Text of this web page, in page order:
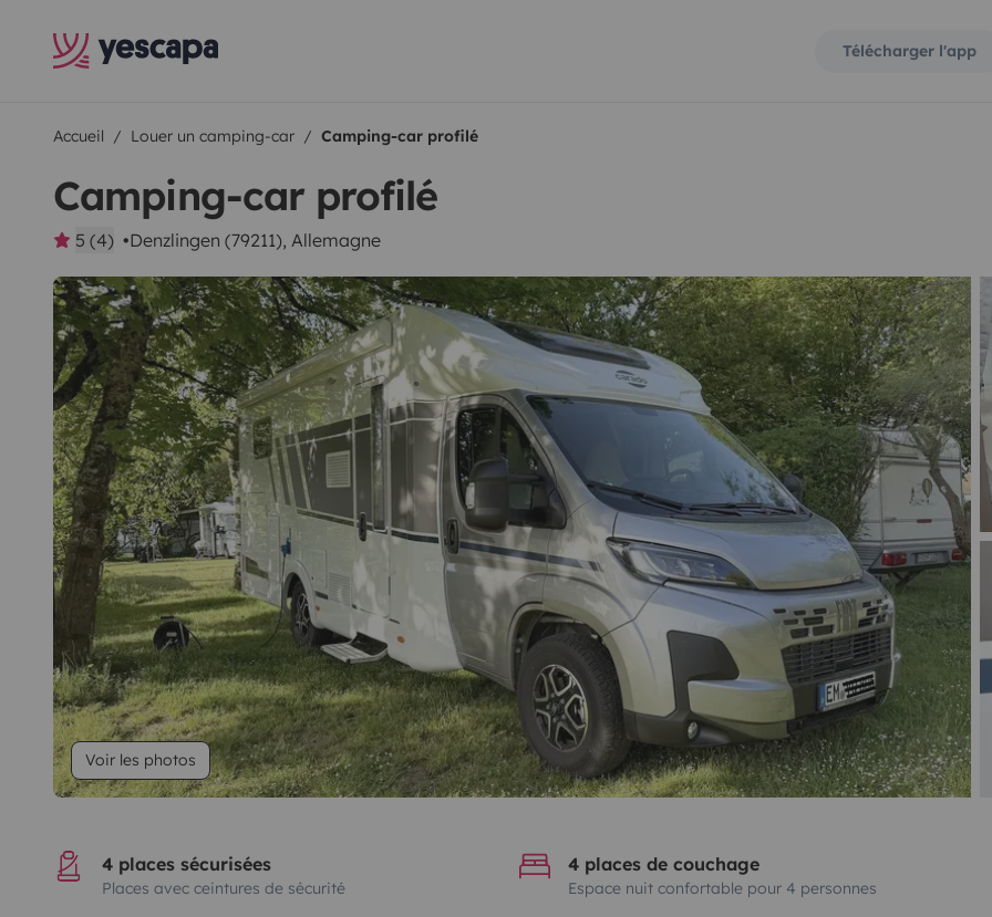
Télécharger l'app
Accueil Louer un camping-car Camping-car profilé
Camping-car profilé
5 (4) Denzlingen (79211), Allemagne
Voir les photos
4 places sécurisées
Places avec ceintures de sécurité
4 places de couchage
Espace nuit confortable pour 4 personnes